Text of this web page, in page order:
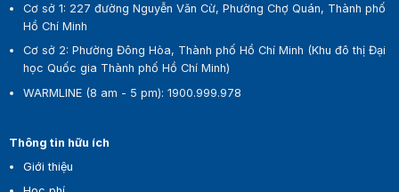
Cơ sở 1: 227 đường Nguyễn Văn Cừ, Phường Chợ Quán, Thành phố
Hồ Chí Minh
Cơ sở 2: Phường Đông Hòa, Thành phố Hồ Chí Minh (Khu đô thị Đại
học Quốc gia Thành phố Hồ Chí Minh)
WARMLINE (8 am - 5 pm):1900.999.978
Thông tin hữu ích
Giới thiệu